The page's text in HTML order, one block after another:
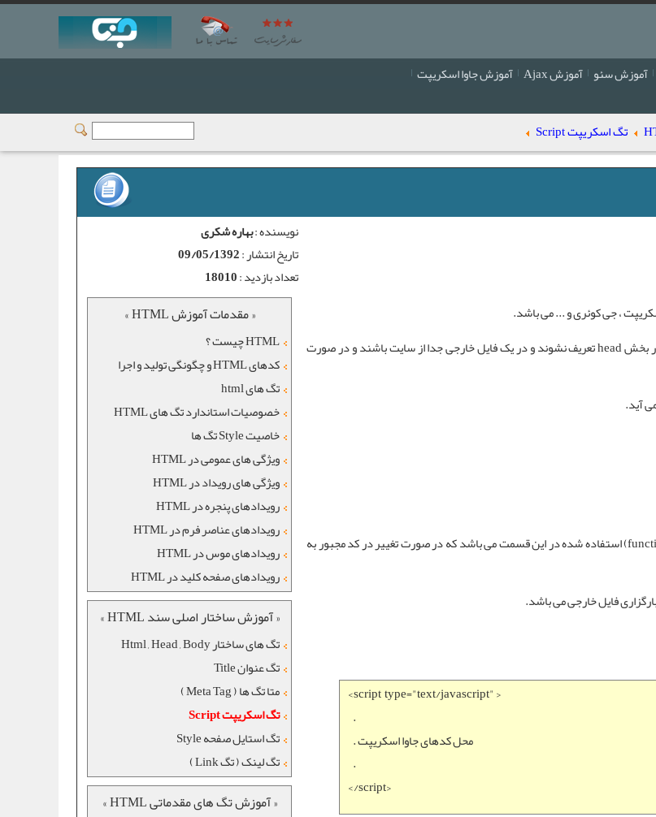
آموزش سئو آموزش Ajax آموزش جاوا اسکریپت
تگ اسکریپت Script
،جی کوئریو ... می باشد.
، میتوان در هر جای صفحه استفاده کرد اما توصیه میگردد در بخش head تعریف نشوند و در یک فایل خارجی جدا از سایت باشند و در صورت
آید.
عیب این روش، نیاز به کدنویسی مجدد در دیگر صفحات مورد استفاده از توابع (function) استفاده شده در این قسمت می باشد که در صورت تغییر در کد مجبور به
فایل خارجی می باشد.
<scripttype="text/javascript">
.
. محل کدهای جاوا اسکریپت
.
</script>
نویسنده :بهاره شکری
تاریخ انتشار :09/05/1392
تعداد بازدید :18010
« مقدمات آموزش HTML »
HTML چیست ؟
کدهای HTML و چگونگی تولید و اجرا
تگ های html
خصوصيات استاندارد تگ های HTML
خاصیت Style تگ ها
ویژگی های عمومی در HTML
ویژگی های رویداد در HTML
رويدادهای پنجره در HTML
رويدادهای عناصر فرم در HTML
رويدادهای موس در HTML
رويدادهای صفحه کليد در HTML
« آموزش ساختار اصلی سند HTML »
تگ های ساختار Html , Head , Body
تگ عنوان Title
متا تگ ها ( Meta Tag )
تگ اسکریپت Script
تگ استایل صفحه Style
تگ لینک ( تگ Link )
« آموزش تگ های مقدماتی HTML »